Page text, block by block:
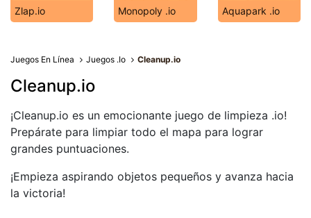
Zlap.io Monopoly .io Aquapark .io
Juegos En Línea Juegos .Io Cleanup.io
Cleanup.io
¡Cleanup.io es un emocionante juego de limpieza .io!
Prepárate para limpiar todo el mapa para lograr
grandes puntuaciones.
¡Empieza aspirando objetos pequeños y avanza hacia
la victoria!